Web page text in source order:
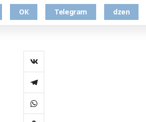
ОК Telegram dzen